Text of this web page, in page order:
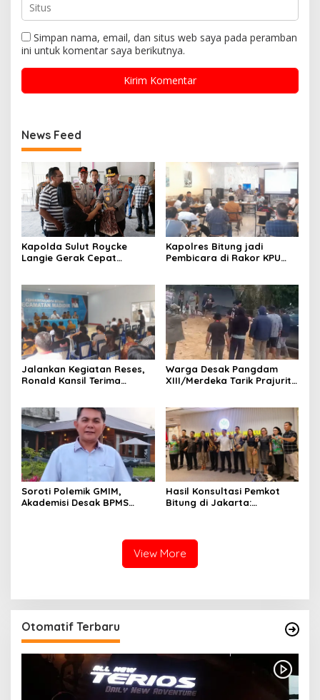
Simpan nama, email, dan situs web saya pada peramban
ini untuk komentar saya berikutnya.
News Feed
Kapolda Sulut Roycke
Langie Gerak Cepat
Bantuan untuk Percepatan
Pemulihan
Kapolres Bitung jadi
Pembicara di Rakor KPU
Jalankan Kegiatan Reses,
Ronald Kansil Terima
Warga Desak Pangdam
XIII/Merdeka Tarik Prajurit
Tentara di Lokasi
Tambang”
Soroti Polemik GMIM,
Akademisi Desak BPMS
Hasil Konsultasi Pemkot
Bitung di Jakarta:
Lingkungan
View More
Otomatif Terbaru